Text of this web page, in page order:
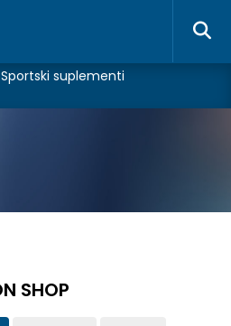
Sportski suplementi
SHOP